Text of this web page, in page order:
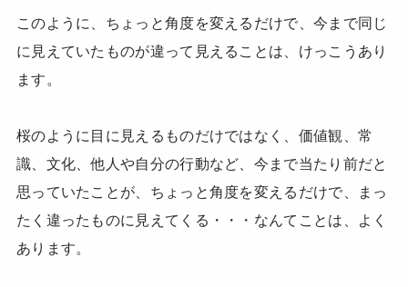
このように、ちょっと角度を変えるだけで、今まで同じ
に見えていたものが違って見えることは、けっこうあり
ます。
桜のように目に見えるものだけではなく、価値観、常
識、文化、他人や自分の行動など、今まで当たり前だと
思っていたことが、ちょっと角度を変えるだけで、まっ
たく違ったものに見えてくる・・・なんてことは、よく
あります。